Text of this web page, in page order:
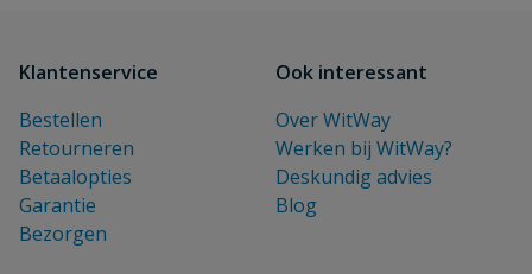
Klantenservice
Bestellen
Retourneren
Betaalopties
Garantie
Bezorgen
Ook interessant
Over WitWay
Werken bij WitWay?
Deskundig advies
Blog